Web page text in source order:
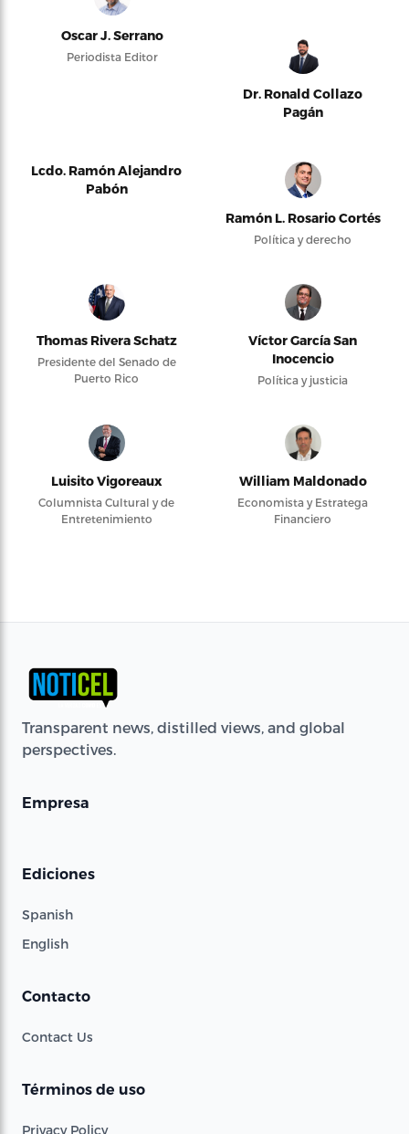
Oscar J. Serrano
Periodista Editor
Dr. Ronald Collazo
Pagán
Lcdo. Ramón Alejandro
Pabón
Ramón L. Rosario Cortés
Política y derecho
Thomas Rivera Schatz
Presidente del Senado de
Puerto Rico
Víctor García San
Inocencio
Política y justicia
Luisito Vigoreaux
Columnista Cultural y de
Entretenimiento
William Maldonado
Economista y Estratega
Financiero
Transparent news, distilled views, and global
perspectives.
Empresa
Ediciones
Spanish
English
Contacto
Contact Us
Términos de uso
Privacy Policy